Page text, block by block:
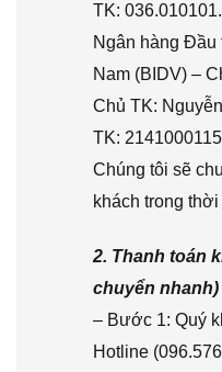
TK:
Ngân hàng Đầu
Nam (BIDV) –
Chủ TK:
TK:
Chúng tôi sẽ
khách trong
2. Thanh toán
chuyển nhanh)
– Bước 1: Quý
Hotline